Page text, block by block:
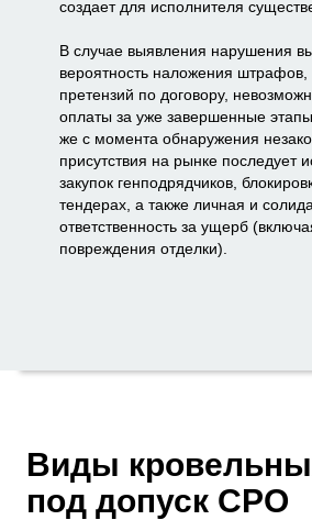
создает для исполнителя
В случае выявления нарушения
вероятность наложения штрафов,
претензий по договору,
оплаты за уже завершенные
же с момента обнаружения
присутствия на рынке последует
закупок генподрядчиков,
тендерах, а также личная и
ответственность за ущерб
повреждения отделки).
Виды
под допуск СРО